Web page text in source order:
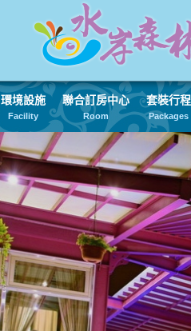
環境設施
Facility
聯合訂房中心
Room
套裝行程
Packages